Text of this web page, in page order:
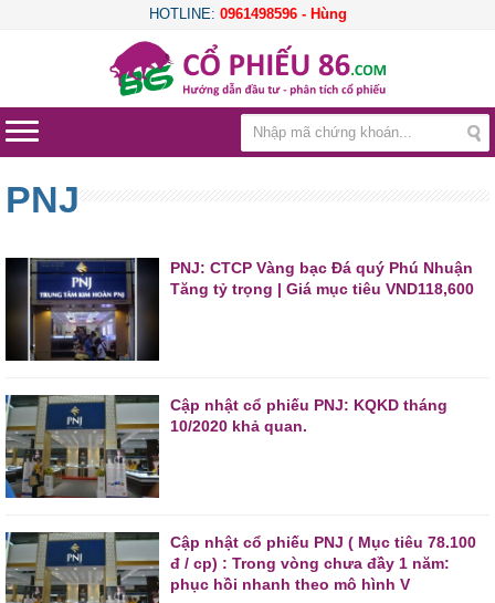
HOTLINE: 0961498596 - Hùng
PNJ
PNJ: CTCP Vàng bạc Đá quý Phú Nhuận
Tăng tỷ trọng | Giá mục tiêu VND118,600
Cập nhật cổ phiếu PNJ: KQKD tháng
10/2020 khả quan.
Cập nhật cổ phiếu PNJ ( Mục tiêu 78.100
đ / cp) : Trong vòng chưa đầy 1 năm:
phục hồi nhanh theo mô hình V